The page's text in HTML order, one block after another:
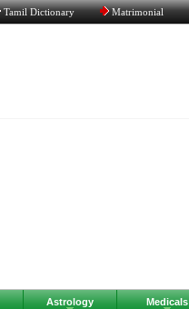
Tamil Dictionary Matrimonial
Astrology Medicals